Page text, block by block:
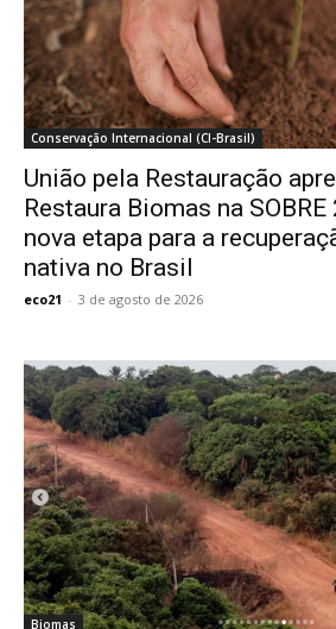
Conservação Internacional (CI-Brasil)
União pela Restauração
Restaura Biomas na
nova etapa para a
nativa no Brasil
eco21 - 3 de agosto de 2026
Biomas